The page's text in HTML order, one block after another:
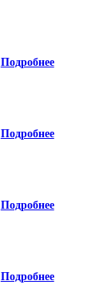
Подробнее
Подробнее
Подробнее
Подробнее